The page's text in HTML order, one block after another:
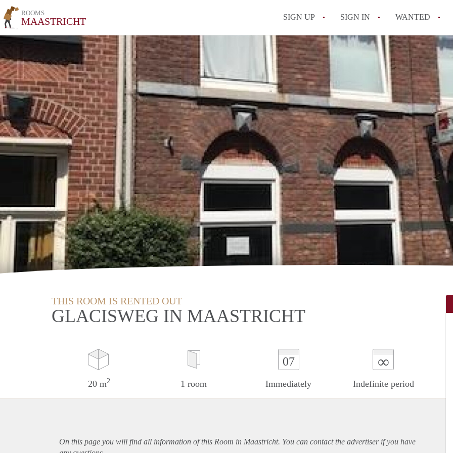
ROOMS
MAASTRICHT SIGN UP SIGN IN WANTED
All FAQs
THIS ROOM IS RENTED OUT
GLACISWEG IN MAASTRICHT
20 m2 1 room
07
Immediately
∞
Indefinite period
On this page you will find all information of this Room in Maastricht. You can contact the advertiser if you have